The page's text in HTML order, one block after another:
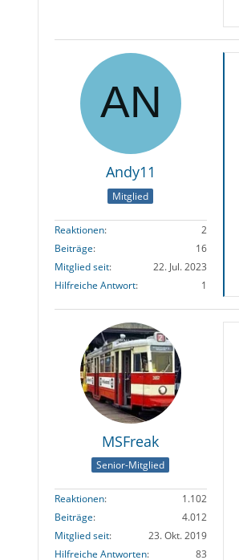
Andy11
Mitglied
Reaktionen
2
Beiträge
16
Mitglied seit
22. Jul. 2023
Hilfreiche Antwort
1
MSFreak
Senior-Mitglied
Reaktionen
1.102
Beiträge
4.012
Mitglied seit
23. Okt. 2019
Hilfreiche Antworten
83